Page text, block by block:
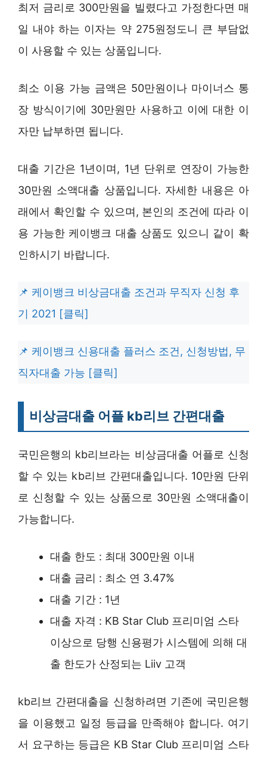
최저 금리로 300만원을 빌렸다고 가정한다면 매
일 내야 하는 이자는 약 275원정도니 큰 부담없
이 사용할 수 있는 상품입니다.
최소 이용 가능 금액은 50만원이나 마이너스 통
장 방식이기에 30만원만 사용하고 이에 대한 이
자만 납부하면 됩니다.
대출 기간은 1년이며, 1년 단위로 연장이 가능한
30만원 소액대출 상품입니다. 자세한 내용은 아
래에서 확인할 수 있으며, 본인의 조건에 따라 이
용 가능한 케이뱅크 대출 상품도 있으니 같이 확
인하시기 바랍니다.
케이뱅크 비상금대출 조건과 무직자 신청 후
기 2021 [클릭]
케이뱅크 신용대출 플러스 조건, 신청방법, 무
직자대출 가능 [클릭]
비상금대출 어플 kb리브 간편대출
국민은행의 kb리브라는 비상금대출 어플로 신청
할 수 있는 kb리브 간편대출입니다. 10만원 단위
로 신청할 수 있는 상품으로 30만원 소액대출이
가능합니다.
대출 한도 : 최대 300만원 이내
대출 금리 : 최소 연 3.47%
대출 기간 : 1년
대출 자격 : KB Star Club 프리미엄 스타
이상으로 당행 신용평가 시스템에 의해 대
출 한도가 산정되는 Liiv 고객
kb리브 간편대출을 신청하려면 기존에 국민은행
을 이용했고 일정 등급을 만족해야 합니다. 여기
서 요구하는 등급은 KB Star Club 프리미엄 스타